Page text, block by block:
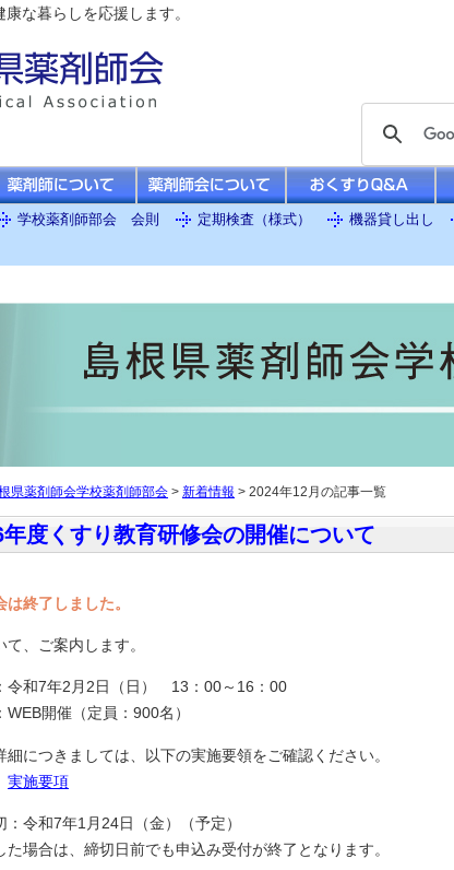
な暮らしを応援します。
学校薬剤師部会 会則 定期検査（様式） 機器貸し出し
県薬剤師会学校薬剤師部会 > 新着情報 > 2024年12月の記事一覧
度くすり教育研修会の開催について
は終了しました。
て、ご案内します。
令和7年2月2日（日） 13：00～16：00
WEB開催（定員：900名）
細につきましては、以下の実施要領をご確認ください。
実施要項
令和7年1月24日（金）（予定）
た場合は、締切日前でも申込み受付が終了となります。